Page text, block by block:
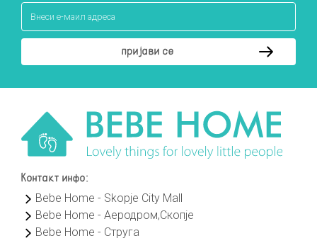
Контакт инфо:
Bebe Home - Skopje City Mall
Bebe Home - Аеродром,Скопје
Bebe Home - Струга